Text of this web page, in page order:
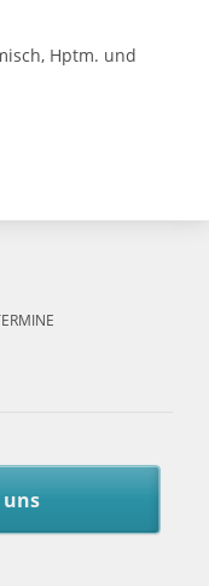
Hptm. und